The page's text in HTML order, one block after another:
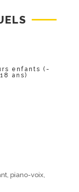
enfants (-
ans)
piano-voix,